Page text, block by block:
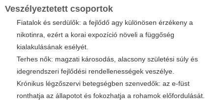
Veszélyeztetett csoportok
Fiatalok és serdülők: a fejlődő agy különösen érzékeny a
nikotinra, ezért a korai expozíció növeli a függőség
kialakulásának esélyét.
Terhes nők: magzati károsodás, alacsony születési súly és
idegrendszeri fejlődési rendellenességek veszélye.
Krónikus légzőszervi betegségben szenvedők: az e-füst
ronthatja az állapotot és fokozhatja a rohamok előfordulását.